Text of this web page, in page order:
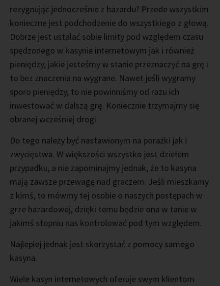
rezygnując jednocześnie z hazardu? Przede wszystkim
konieczne jest podchodzenie do wszystkiego z głową.
Dobrze jest ustalać sobie limity pod względem czasu
spędzonego w kasynie internetowym jak i również
pieniędzy, jakie jesteśmy w stanie przeznaczyć na grę i
to bez znaczenia na wygrane. Nawet jeśli wygramy
sporo pieniędzy, to nie powinniśmy od razu ich
inwestować w dalszą grę. Koniecznie trzymajmy się
obranej wcześniej drogi.
Do tego należy być nastawionym na porażki jak i
zwycięstwa. W większości wszystko jest dziełem
przypadku, a nie zapominajmy jednak, że to kasyna
mają zawsze przewagę nad graczem. Jeśli mieszkamy
z kimś, to mówmy tej osobie o naszych postępach w
grze hazardowej, dzięki temu będzie ona w tanie w
jakimś stopniu nas kontrolować pod tym względem.
Najlepiej jednak jest skorzystać z pomocy samego
kasyna.
Wiele kasyn internetowych oferuje swym klientom